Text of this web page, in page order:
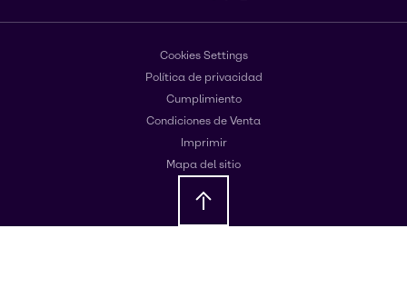
Cookies Settings
Política de privacidad
Cumplimiento
Condiciones de Venta
Imprimir
Mapa del sitio